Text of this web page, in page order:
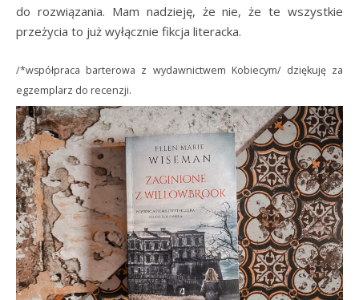
do rozwiązania. Mam nadzieję, że nie, że te wszystkie
przeżycia to już wyłącznie fikcja literacka.
/*współpraca barterowa z wydawnictwem Kobiecym/ dziękuję za
egzemplarz do recenzji.